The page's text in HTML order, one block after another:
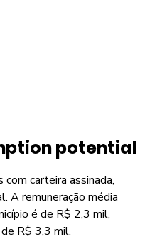
potential
carteira assinada,
A remuneração média
é de R$ 2,3 mil,
R$ 3,3 mil.